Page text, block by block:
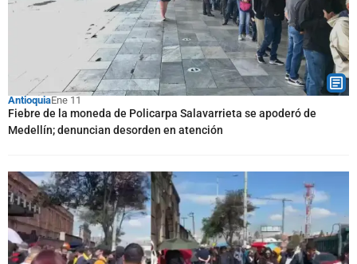
AntioquiaEne 11
Fiebre de la moneda de Policarpa Salavarrieta se apoderó de
Medellín; denuncian desorden en atención